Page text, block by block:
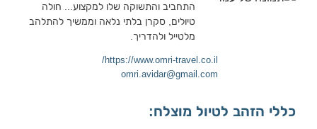
התחביב והתשוקה שלו למקצוע... חולה
טיולים, סקרן בלתי נלאה וממשיך להתלהב
מלטייל ולהדריך.
https://www.omri-travel.co.il/
omri.avidar@gmail.com
כללי הזהב לטיול מוצלח: